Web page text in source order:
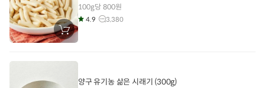
장
바
에
100g당 800원
4.9 3,380
양구 유기농 삶은 시래기 (300g)